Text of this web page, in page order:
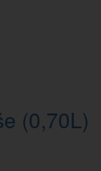
(0,70L)